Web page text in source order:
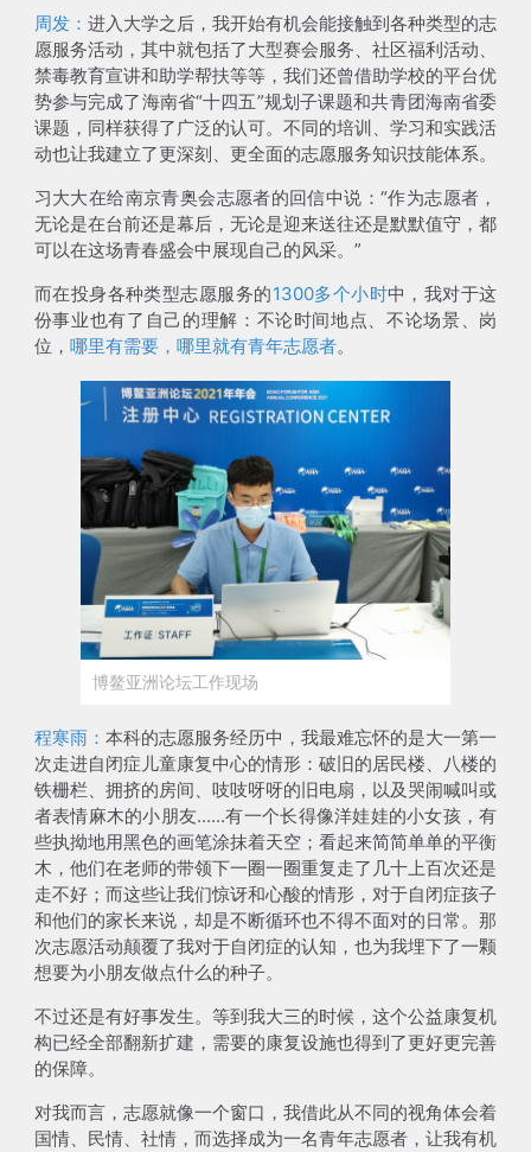
周发： 进入大学之后，我开始有机会能接触到各种类型的志
愿服务活动，其中就包括了大型赛会服务、社区福利活动、
禁毒教育宣讲和助学帮扶等等 ，我们还曾借助学校的平台优
势参与完成了海南省“十四五”规划子课题和共青团海南省委
课题，同样获得了广泛的认可。不同的培训、学习和实践活
动也让我建立了更深刻、更全面的志愿服务知识技能体系。
习大大在给南京青奥会志愿者的回信中说：“作为志愿者，
无论是在台前还是幕后，无论是迎来送往还是默默值守，都
可以在这场青春盛会中展现自己的风采。”
而在投身各种类型志愿服务的1300多个小时中，我对于这
份事业也有了自己的理解：不论时间地点、不论场景、岗
位， 哪里有需要，哪里就有青年志愿者。
博鳌亚洲论坛工作现场
程寒雨： 本科的志愿服务经历中，我最难忘怀的是大一第一
次走进自闭症儿童康复中心的情形：破旧的居民楼、八楼的
铁栅栏、拥挤的房间、吱吱呀呀的旧电扇，以及哭闹喊叫或
者表情麻木的小朋友......有一个长得像洋娃娃的小女孩，有
些执拗地用黑色的画笔涂抹着天空；看起来简简单单的平衡
木，他们在老师的带领下一圈一圈重复走了几十上百次还是
走不好； 而这些让我们惊讶和心酸的情形，对于自闭症孩子
和他们的家长来说，却是不断循环也不得不面对的日常。那
次志愿活动颠覆了我对于自闭症的认知，也为我埋下了一颗
想要为小朋友做点什么的种子。
不过还是有好事发生。等到我大三的时候，这个公益康复机
构已经全部翻新扩建，需要的康复设施也得到了更好更完善
的保障。
对我而言，志愿就像一个窗口，我借此从不同的视角体会着
国情、民情、社情，而选择成为一名青年志愿者，让我有机